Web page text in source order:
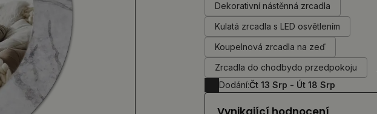
Dekorativní nástěnná zrcadla
Kulatá zrcadla s LED osvětlením
Koupelnová zrcadla na zeď
Zrcadla do chodbydo przedpokoju
Dodání:Čt 13 Srp - Út 18 Srp